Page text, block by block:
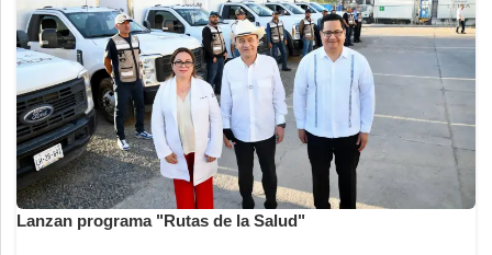
Lanzan programa "Rutas de la Salud"